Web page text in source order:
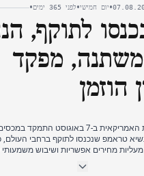
•יום חמישי•לפני 365 ימים •
לתוקף,
ה-FBI משתנה, מפקד
הוזמן
סיקור התקשורת האמריקאית ב-7 באוגוסט
טראמפ שנכנסו לתוקף ברחבי העולם,
מחירים אפשריות ושיבוש
הנשיא טראמפ הורה על מפקד